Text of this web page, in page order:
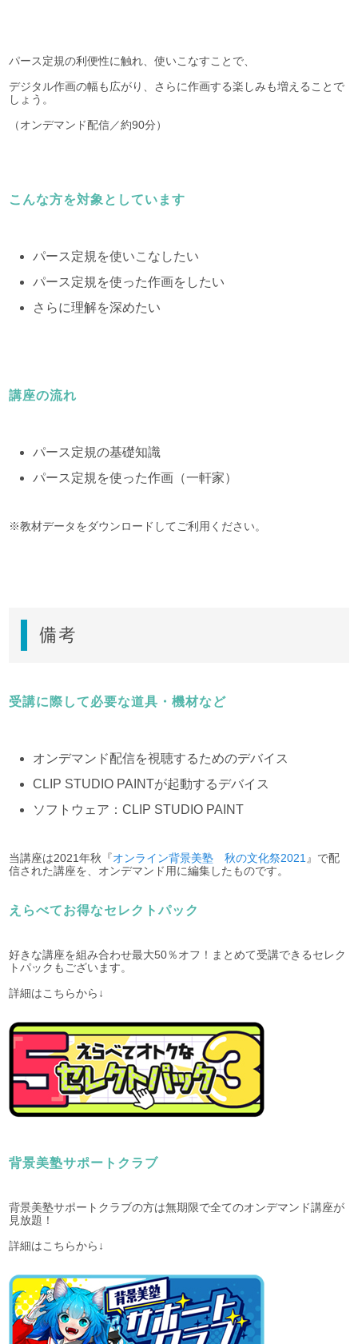
パース定規の利便性に触れ、使いこなすことで、
デジタル作画の幅も広がり、さらに作画する楽しみも増えることで
しょう。
（オンデマンド配信／約90分）
こんな方を対象としています
パース定規を使いこなしたい
パース定規を使った作画をしたい
さらに理解を深めたい
講座の流れ
パース定規の基礎知識
パース定規を使った作画（一軒家）
※教材データをダウンロードしてご利用ください。
備考
受講に際して必要な道具・機材など
オンデマンド配信を視聴するためのデバイス
CLIP STUDIO PAINTが起動するデバイス
ソフトウェア：CLIP STUDIO PAINT
当講座は2021年秋『オンライン背景美塾 秋の文化祭2021 』で配
信された講座を、オンデマンド用に編集したものです。
えらべてお得なセレクトパック
好きな講座を組み合わせ最大50％オフ！まとめて受講できるセレク
トパックもございます。
詳細はこちらから↓
背景美塾サポートクラブ
背景美塾サポートクラブの方は無期限で全てのオンデマンド講座が
見放題！
詳細はこちらから↓